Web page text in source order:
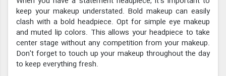
keep your makeup understated. Bold makeup can easily
clash with a bold headpiece. Opt for simple eye makeup
and muted lip colors. This allows your headpiece to take
center stage without any competition from your makeup.
Don't forget to touch up your makeup throughout the day
to keep everything fresh.